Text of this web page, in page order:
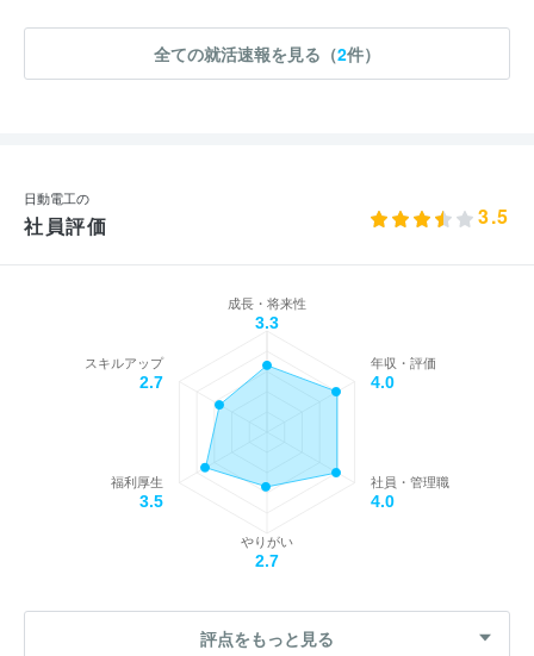
全ての就活速報を見る（2件）
日動電工の
社員評価 3.5
成長・将来性
3.3
年収・評価
4.0
社員・管理職
4.0
やりがい
2.7
福利厚生
3.5
スキルアップ
2.7
評点をもっと見る